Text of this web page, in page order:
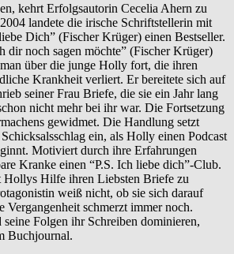
kehrt Erfolgsautorin Cecelia Ahern zu
landete die irische Schriftstellerin mit
Dich” (Fischer Krüger) einen Bestseller.
dir noch sagen möchte” (Fischer Krüger)
über die junge Holly fort, die ihren
Krankheit verliert. Er bereitete sich auf
seiner Frau Briefe, die sie ein Jahr lang
nicht mehr bei ihr war. Die Fortsetzung
gewidmet. Die Handlung setzt
ein, als Holly einen Podcast
Motiviert durch ihre Erfahrungen
Kranke einen “P.S. Ich liebe dich”-Club.
Hollys Hilfe ihren Liebsten Briefe zu
weiß nicht, ob sie sich darauf
Vergangenheit schmerzt immer noch.
Folgen ihr Schreiben dominieren,
Buchjournal.